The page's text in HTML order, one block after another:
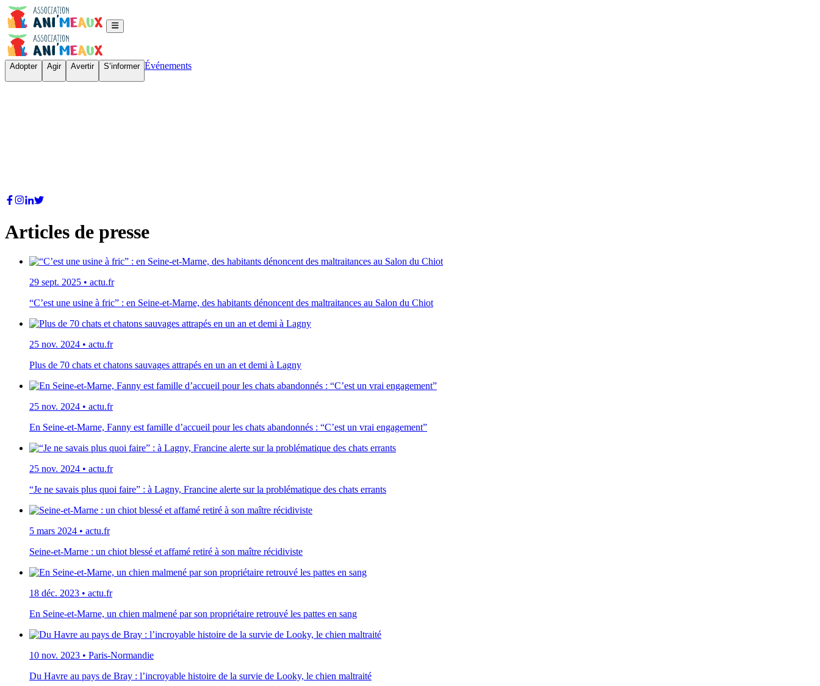
Adopter Agir Avertir S’informer Événements
Articles de presse
29 sept. 2025 • actu.fr
“C’est une usine à fric” : en Seine-et-Marne, des habitants dénoncent des maltraitances au Salon du Chiot
25 nov. 2024 • actu.fr
Plus de 70 chats et chatons sauvages attrapés en un an et demi à Lagny
25 nov. 2024 • actu.fr
En Seine-et-Marne, Fanny est famille d’accueil pour les chats abandonnés : “C’est un vrai engagement”
25 nov. 2024 • actu.fr
“Je ne savais plus quoi faire” : à Lagny, Francine alerte sur la problématique des chats errants
5 mars 2024 • actu.fr
Seine-et-Marne : un chiot blessé et affamé retiré à son maître récidiviste
18 déc. 2023 • actu.fr
En Seine-et-Marne, un chien malmené par son propriétaire retrouvé les pattes en sang
10 nov. 2023 • Paris-Normandie
Du Havre au pays de Bray : l’incroyable histoire de la survie de Looky, le chien maltraité